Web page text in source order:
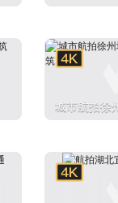
城市航拍徐